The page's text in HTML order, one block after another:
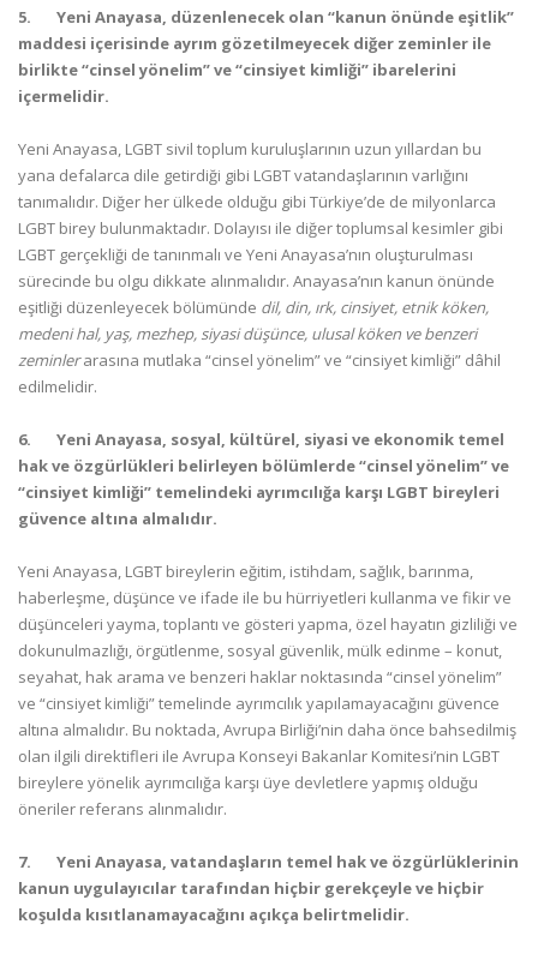
5. Yeni Anayasa, düzenlenecek olan “kanun önünde eşitlik”
maddesi içerisinde ayrım gözetilmeyecek diğer zeminler ile
birlikte “cinsel yönelim” ve “cinsiyet kimliği” ibarelerini
içermelidir.
Yeni Anayasa, LGBT sivil toplum kuruluşlarının uzun yıllardan bu
yana defalarca dile getirdiği gibi LGBT vatandaşlarının varlığını
tanımalıdır. Diğer her ülkede olduğu gibi Türkiye’de de milyonlarca
LGBT birey bulunmaktadır. Dolayısı ile diğer toplumsal kesimler gibi
LGBT gerçekliği de tanınmalı ve Yeni Anayasa’nın oluşturulması
sürecinde bu olgu dikkate alınmalıdır. Anayasa’nın kanun önünde
eşitliği düzenleyecek bölümünde dil, din, ırk, cinsiyet, etnik köken,
medeni hal, yaş, mezhep, siyasi düşünce, ulusal köken ve benzeri
zeminlerarasına mutlaka “cinsel yönelim” ve “cinsiyet kimliği” dâhil
edilmelidir.
6. Yeni Anayasa, sosyal, kültürel, siyasi ve ekonomik temel
hak ve özgürlükleri belirleyen bölümlerde “cinsel yönelim” ve
“cinsiyet kimliği” temelindeki ayrımcılığa karşı LGBT bireyleri
güvence altına almalıdır.
Yeni Anayasa, LGBT bireylerin eğitim, istihdam, sağlık, barınma,
haberleşme, düşünce ve ifade ile bu hürriyetleri kullanma ve fikir ve
düşünceleri yayma, toplantı ve gösteri yapma, özel hayatın gizliliği ve
dokunulmazlığı, örgütlenme, sosyal güvenlik, mülk edinme – konut,
seyahat, hak arama ve benzeri haklar noktasında “cinsel yönelim”
ve “cinsiyet kimliği” temelinde ayrımcılık yapılamayacağını güvence
altına almalıdır. Bu noktada, Avrupa Birliği’nin daha önce bahsedilmiş
olan ilgili direktifleri ile Avrupa Konseyi Bakanlar Komitesi’nin LGBT
bireylere yönelik ayrımcılığa karşı üye devletlere yapmış olduğu
öneriler referans alınmalıdır.
7. Yeni Anayasa, vatandaşların temel hak ve özgürlüklerinin
kanun uygulayıcılar tarafından hiçbir gerekçeyle ve hiçbir
koşulda kısıtlanamayacağını açıkça belirtmelidir.